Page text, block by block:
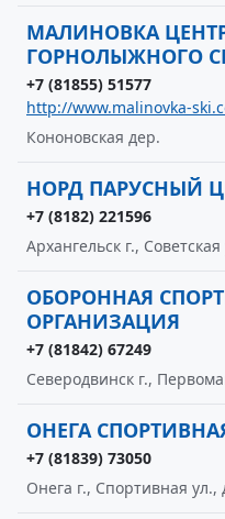
МАЛИНОВКА
ГОРНОЛЫЖНОГО
+7 (81855) 51577
http://www.malinovka-
Кононовская дер.
НОРД ПАРУСНЫЙ
+7 (8182) 221596
Архангельск г., Советская
ОБОРОННАЯ
ОРГАНИЗАЦИЯ
+7 (81842) 67249
Северодвинск г.,
ОНЕГА
+7 (81839) 73050
Онега г., Спортивная ул.,